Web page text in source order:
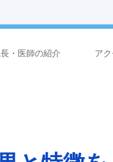
長・医師の紹介 ア